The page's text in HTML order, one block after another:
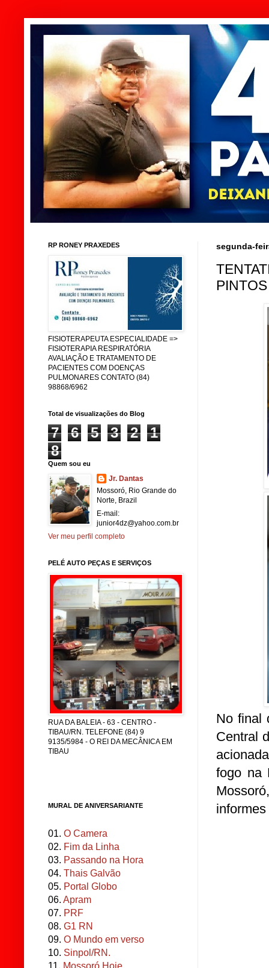
segunda-
No final
Central
fogo na
RP RONEY PRAXEDES
FISIOTERAPEUTA ESPECIALIDADE =>
FISIOTERAPIA RESPIRATÓRIA
AVALIAÇÃO E TRATAMENTO DE
PACIENTES COM DOENÇAS
PULMONARES CONTATO (84)
98868/6962
Total de visualizações do Blog
7 6 5 3 2
1
8
Quem sou eu
Jr. Dantas
Mossoró, Rio Grande do
Norte, Brazil
E-mail:
junior4dz@yahoo.com.br
Ver meu perfil completo
PELÉ AUTO PEÇAS E SERVIÇOS
RUA DA BALEIA - 63 - CENTRO -
TIBAU/RN. TELEFONE (84) 9
9135/5984 - O REI DA MECÂNICA EM
TIBAU
MURAL DE ANIVERSARIANTE
01. O Camera
02. Fim da Linha
03. Passando na Hora
04. Thais Galvão
05. Portal Globo
06. Apram
07. PRF
08. G1 RN
09. O Mundo em verso
10. Sinpol/RN.
11. Mossoró Hoje